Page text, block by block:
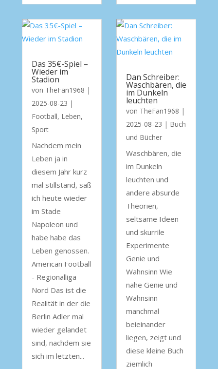
Das 35€-Spiel –
Wieder im
Stadion
von TheFan1968 |
2025-08-23 |
Football, Leben,
Sport
Nachdem mein
Leben ja in
diesem Jahr kurz
mal stillstand, saß
ich heute wieder
im Stade
Napoleon und
habe habe das
Leben genossen.
American Football
- Regionalliga
Nord Das ist die
Realität in der die
Berlin Adler mal
wieder gelandet
sind, nachdem sie
sich im letzten...
Dan Schreiber:
Waschbären, die
im Dunkeln
leuchten
von TheFan1968 |
2025-08-23 | Buch
und Bücher
Waschbären, die
im Dunkeln
leuchten und
andere absurde
Theorien,
seltsame Ideen
und skurrile
Experimente
Genie und
Wahnsinn Wie
nahe Genie und
Wahnsinn
manchmal
beieinander
liegen, zeigt und
diese kleine Buch
ziemlich